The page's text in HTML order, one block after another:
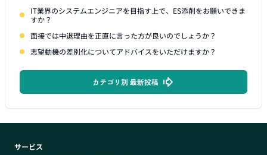
IT業界のシステムエンジニアを目指す上で、ES添削をお願いできま
すか？
面接では中退理由を正直に言った方が良いのでしょうか？
志望動機の差別化についてアドバイスをいただけますか？
カテゴリ別 最新投稿
サービス